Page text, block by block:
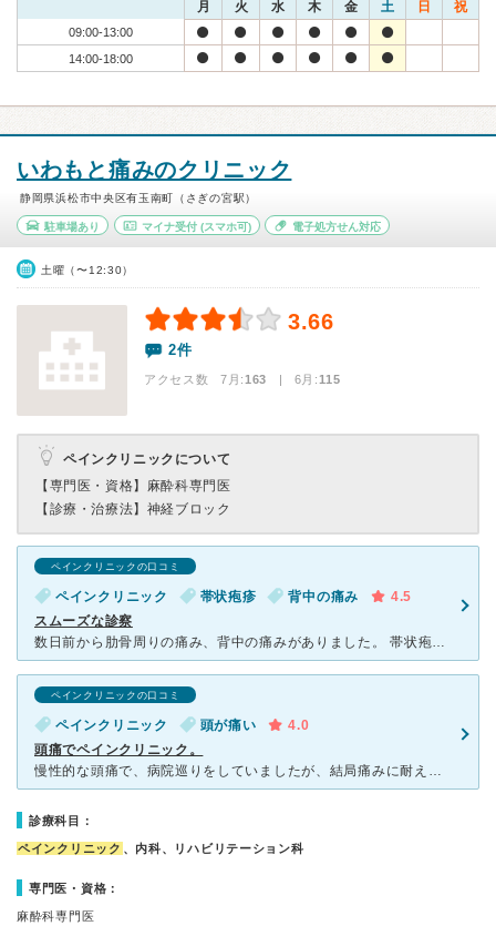
月 火 水 木 金 土 日 祝
09:00-13:00
14:00-18:00
いわもと痛みのクリニック
静岡県浜松市中央区有玉南町（さぎの宮駅）
駐車場あり マイナ受付(スマホ可) 電子処方せん対応
土曜（〜12:30）
3.66
2件
アクセス数 7月:163 | 6月:115
ペインクリニックについて
【専門医・資格】 麻酔科専門医
【診療・治療法】 神経ブロック
ペインクリニックの口コミ
ペインクリニック 帯状疱疹 背中の痛み
4.5
スムーズな診察
数日前から肋骨周りの痛み、背中の痛みがありました。 帯状疱疹を疑っていましたが、湿疹が出てこないため数日様子を見ていました。 痛みがひどくなり、睡眠がとれなくなってしまったため、急遽仕事の休みをと
ペインクリニックの口コミ
ペインクリニック 頭が痛い
4.0
頭痛でペインクリニック。
慢性的な頭痛で、病院巡りをしていましたが、結局痛みに耐えきれずにたどり着いたのがこちらのペインクリニックさんでした。 他で処方されていたお薬を見直していただき、初めてのトリガーポイント注射。 まだ
診療科目：
ペインクリニック 、内科、リハビリテーション科
専門医・資格：
麻酔科専門医